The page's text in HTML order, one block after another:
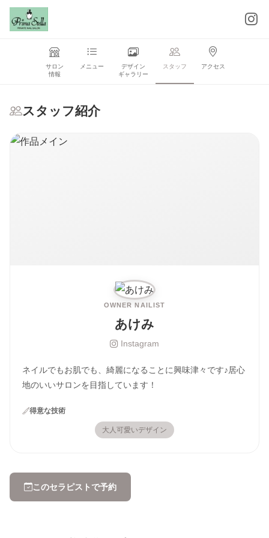
サロン
情報
メニュー
デザイン
ギャラリー
スタッフ アクセス
スタッフ紹介
OWNER NAILIST
あけみ
Instagram
ネイルでもお肌でも、綺麗になることに興味津々です♪居心
地のいいサロンを目指しています！
得意な技術
大人可愛いデザイン
このセラピストで予約